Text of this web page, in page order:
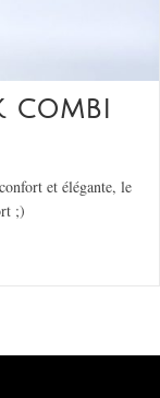
COMBI
et élégante, le
;)